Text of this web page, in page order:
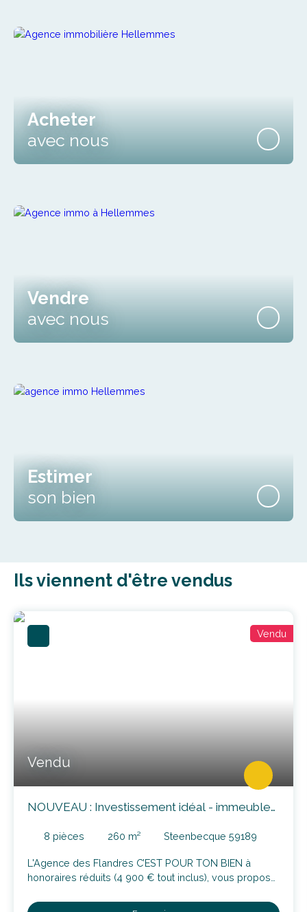
avec nous
avec nous
son bien
NOUVEAU : Investissement idéal - immeuble
de 260m² (maison, commerce et atelier à
réinventer)
8 pièces 260m² Steenbecque 59189
honoraires réduits (4 900 € tout inclus), vous propose
à la vente un ensemble immobilier de plus de 260 m²,
situé sur une parcelle de 335 m², en plein centre du
village de Steenbecque, à quelques minutes
d'Hazebrouck. Le bien bénéficie d’un emplacement
En savoir +